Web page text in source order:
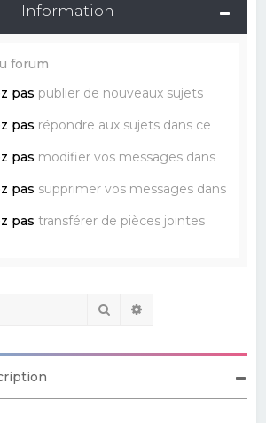
Information
forum
pas publier de nouveaux sujets
pas répondre aux sujets dans ce
pas modifier vos messages dans
pas supprimer vos messages dans
pas transférer de pièces jointes
Rechercher